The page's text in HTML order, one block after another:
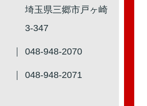
埼玉県三郷市戸ヶ崎
3-347
048-948-2070
048-948-2071